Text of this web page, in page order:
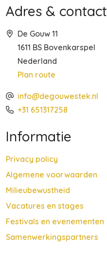
Adres & contact
De Gouw 11
1611 BS Bovenkarspel
Nederland
Plan route
info@degouwestek.nl
+31 651317258
Informatie
Privacy policy
Algemene voorwaarden
Milieubewustheid
Vacatures en stages
Festivals en evenementen
Samenwerkingspartners